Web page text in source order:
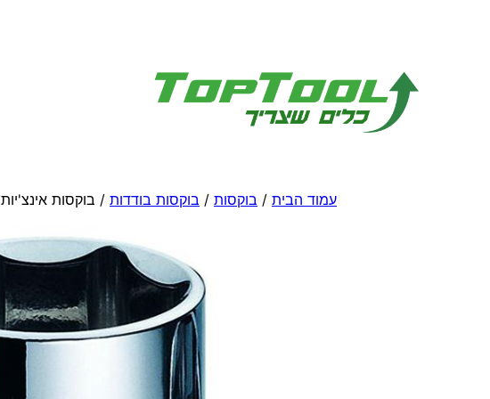
עמוד הבית / בוקסות / בוקסות בודדות / בוקסות אינצ'יות